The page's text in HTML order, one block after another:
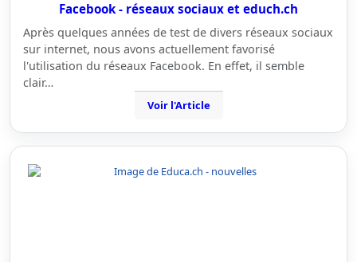
Facebook - réseaux sociaux et educh.ch
Après quelques années de test de divers réseaux sociaux
sur internet, nous avons actuellement favorisé
l'utilisation du réseaux Facebook. En effet, il semble
clair…
Voir l'Article